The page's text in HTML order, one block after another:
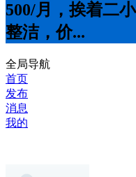
500/月，挨着二
整洁，价...
全局导航
首页
发布
消息
我的